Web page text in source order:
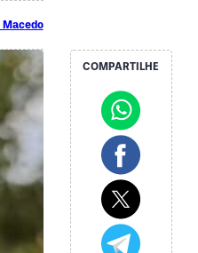
Macedo
COMPARTILHE